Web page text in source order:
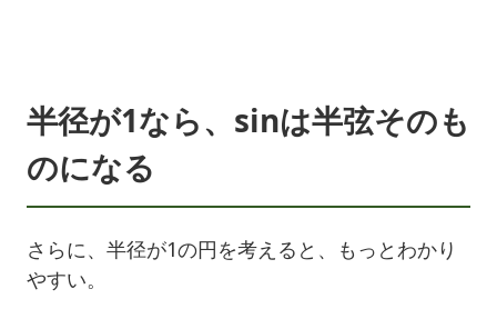
半径が1なら、sinは半弦そのも
のになる
さらに、半径が1の円を考えると、もっとわかり
やすい。